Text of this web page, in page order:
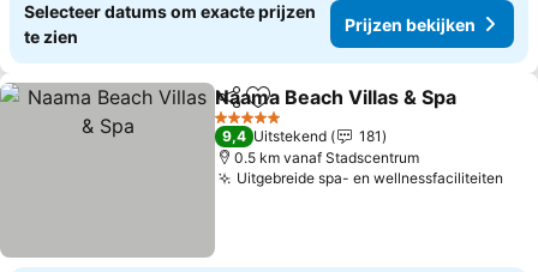
Selecteer datums om exacte prijzen
te zien
Prijzen bekijken
DelenToevoegen aan favorieten
Naama Beach Villas & Spa
5 Sterren
9,4 Uitstekend
181
0.5 km vanaf Stadscentrum
Uitgebreide spa- en wellnessfaciliteiten